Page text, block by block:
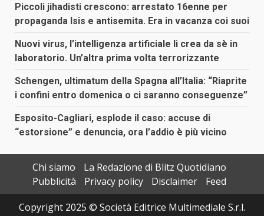
Piccoli jihadisti crescono: arrestato 16enne per
propaganda Isis e antisemita. Era in vacanza coi suoi
Nuovi virus, l’intelligenza artificiale li crea da sè in
laboratorio. Un’altra prima volta terrorizzante
Schengen, ultimatum della Spagna all’Italia: “Riaprite
i confini entro domenica o ci saranno conseguenze”
Esposito-Cagliari, esplode il caso: accuse di
“estorsione” e denuncia, ora l’addio è più vicino
Chi siamo
La Redazione di Blitz Quotidiano
Pubblicità
Privacy policy Disclaimer
Feed
Copyright 2025 © Società Editrice Multimediale S.r.l.